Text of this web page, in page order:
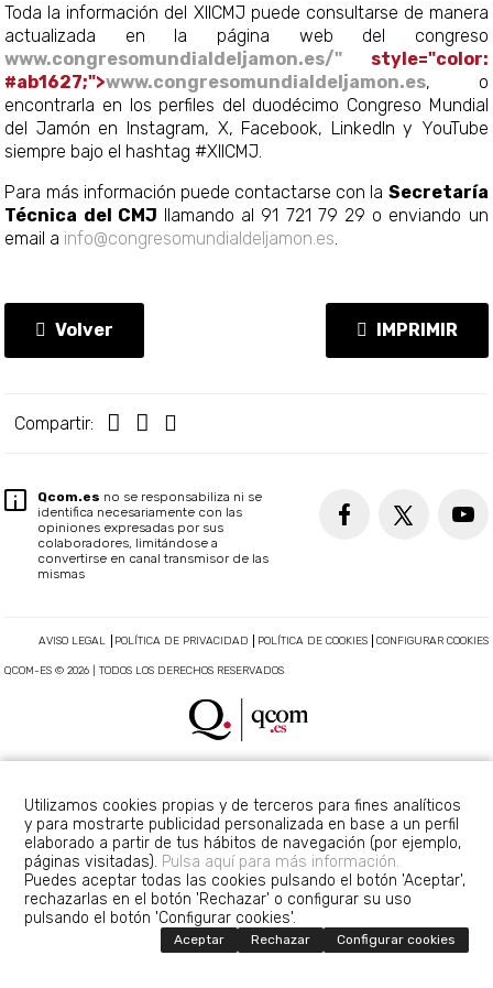
Toda la información del XIICMJ puede consultarse de manera
actualizada en la página web del congreso
www.congresomundialdeljamon.es/" style="color:
#ab1627;">www.congresomundialdeljamon.es, o
encontrarla en los perfiles del duodécimo Congreso Mundial
del Jamón en Instagram, X, Facebook, LinkedIn y YouTube
siempre bajo el hashtag #XIICMJ.
Para más información puede contactarse con la Secretaría
Técnica del CMJ llamando al 91 721 79 29 o enviando un
email a info@congresomundialdeljamon.es
Volver IMPRIMIR
Compartir:
Qcom.es no se responsabiliza ni se
identifica necesariamente con las
opiniones expresadas por sus
colaboradores, limitándose a
convertirse en canal transmisor de las
mismas
AVISO LEGAL POLÍTICA DE PRIVACIDAD POLÍTICA DE COOKIES CONFIGURAR COOKIES
QCOM-ES © 2026 | TODOS LOS DERECHOS RESERVADOS
Utilizamos cookies propias y de terceros para fines analíticos
y para mostrarte publicidad personalizada en base a un perfil
elaborado a partir de tus hábitos de navegación (por ejemplo,
páginas visitadas). Pulsa aquí para más información.
Puedes aceptar todas las cookies pulsando el botón 'Aceptar',
rechazarlas en el botón 'Rechazar' o configurar su uso
pulsando el botón 'Configurar cookies'.
Aceptar Rechazar Configurar cookies